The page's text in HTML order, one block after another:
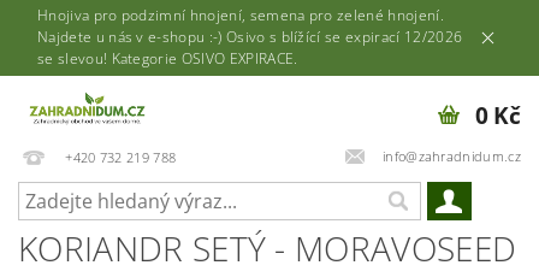
Hnojiva pro podzimní hnojení, semena pro zelené hnojení.
Najdete u nás v e-shopu :-) Osivo s blížící se expirací 12/2026
se slevou! Kategorie OSIVO EXPIRACE.
+420 732 219 788 info@zahradnidum.cz
0 Kč
KORIANDR SETÝ - MORAVOSEED